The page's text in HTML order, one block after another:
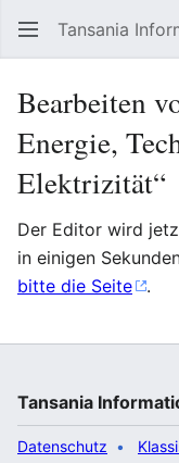
Tansania
Bearbeiten
Energie,
Elektrizität“
Der Editor wird
in einigen
bitte die Seite
.
Tansania
Datenschutz